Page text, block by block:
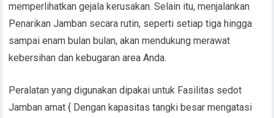
memperlihatkan gejala kerusakan. Selain itu, menjalankan
Penarikan Jamban secara rutin, seperti setiap tiga hingga
sampai enam bulan bulan, akan mendukung merawat
kebersihan dan kebugaran area Anda.
Peralatan yang digunakan dipakai untuk Fasilitas sedot
Jamban amat { Dengan kapasitas tangki besar mengatasi